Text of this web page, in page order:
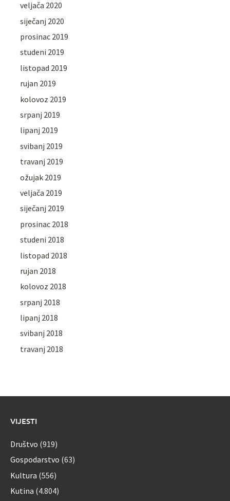
veljača 2020
siječanj 2020
prosinac 2019
studeni 2019
listopad 2019
rujan 2019
kolovoz 2019
srpanj 2019
lipanj 2019
svibanj 2019
travanj 2019
ožujak 2019
veljača 2019
siječanj 2019
prosinac 2018
studeni 2018
listopad 2018
rujan 2018
kolovoz 2018
srpanj 2018
lipanj 2018
svibanj 2018
travanj 2018
VIJESTI
Društvo (919)
Gospodarstvo (63)
Kultura (556)
Kutina (4.804)